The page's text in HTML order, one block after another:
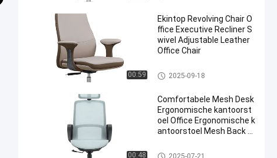
00:59
Ekintop Revolving Chair O
ffice Executive Recliner S
wivel Adjustable Leather
Office Chair
Hoge Privé-kantoorstoel
2025-09-18
00:48
Comfortabele Mesh Desk
Ergonomische kantoorst
oel Office Ergonomische k
antoorstoel Mesh Back C
Hoge Privé-kantoorstoel
2025-07-21